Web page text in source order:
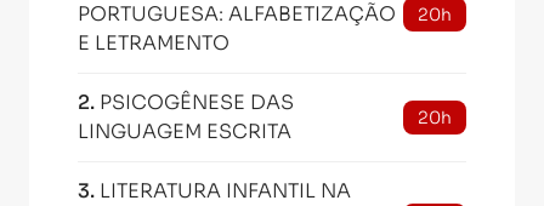
PORTUGUESA: ALFABETIZAÇÃO
E LETRAMENTO
20h
2. PSICOGÊNESE DAS
LINGUAGEM ESCRITA
20h
3. LITERATURA INFANTIL NA